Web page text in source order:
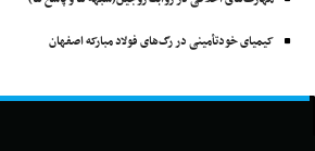
کیمیای خودتأمینی در رگ‌های فولاد مبارکه اصفهان